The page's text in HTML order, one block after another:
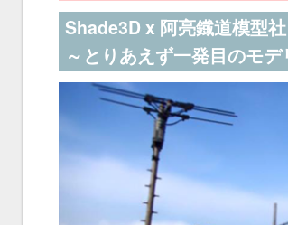
Shade3D x 阿亮鐡道模型
～とりあえず一発目のモ